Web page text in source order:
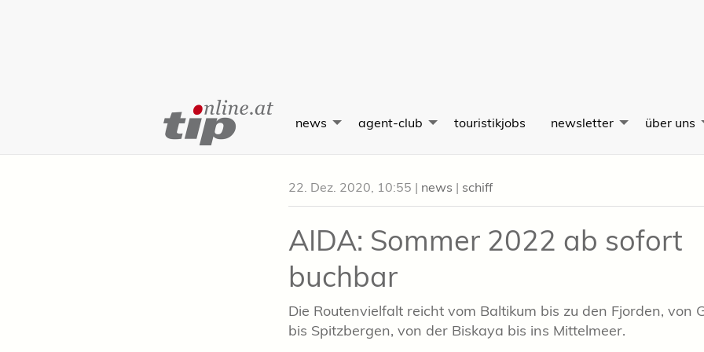
Content
news agent-club touristikjobs newsletter über uns
22. Dez. 2020, 10:55 | news | schiff
AIDA: Sommer 2022 ab sofort
buchbar
Die Routenvielfalt reicht vom Baltikum bis zu den Fjorden, von
bis Spitzbergen, von der Biskaya bis ins Mittelmeer.